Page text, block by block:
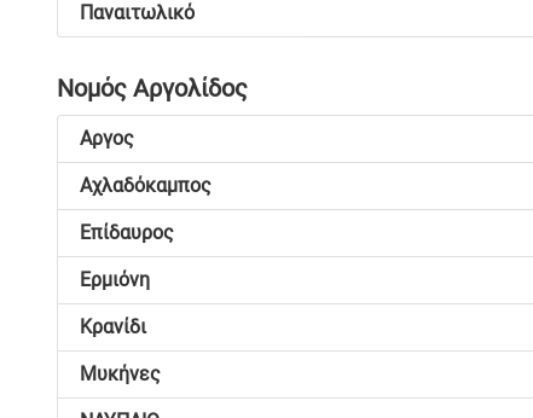
Παναιτωλικό
Νομός Αργολίδος
Αργος
Αχλαδόκαμπος
Επίδαυρος
Ερμιόνη
Κρανίδι
Μυκήνες